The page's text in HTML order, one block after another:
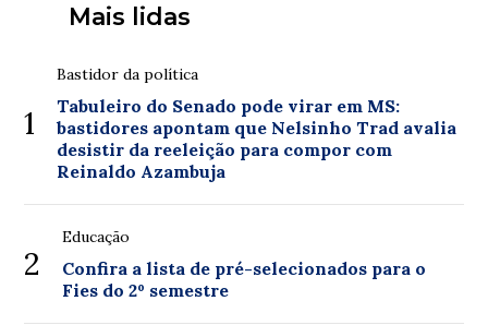
Mais lidas
1
Bastidor da política
Tabuleiro do Senado pode virar em MS:
bastidores apontam que Nelsinho Trad avalia
desistir da reeleição para compor com
Reinaldo Azambuja
2
Educação
Confira a lista de pré-selecionados para o
Fies do 2º semestre